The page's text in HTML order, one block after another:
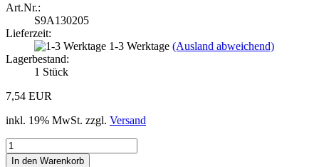
Art.Nr.:
S9A130205
Lieferzeit:
1-3 Werktage (Ausland abweichend)
Lagerbestand:
1 Stück
7,54 EUR
inkl. 19% MwSt. zzgl. Versand